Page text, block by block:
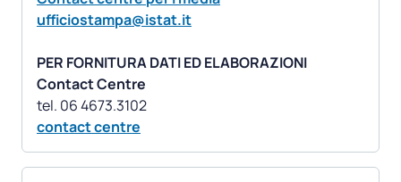
ufficiostampa@istat.it
PER FORNITURA DATI ED ELABORAZIONI
Contact Centre
contact centre